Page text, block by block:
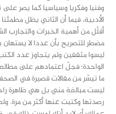
وفنيا وفكريا وسياسيا كما يصر
الأدبية، فيما أن الثاني يظل
أقلّل من أهمية الخبرات والتجارب
مضطر للتصريح بأن عددا لا
ليسوا مثقفين ولم يتجاوز عدد
الواحدة؛ فجلّ اعتمادهم على
ما تيسّر من مقالات قصيرة في
ليست مبالغة مني بل هي ظاهرة
رصدتها وكتبت عنها أكثر من مرة.